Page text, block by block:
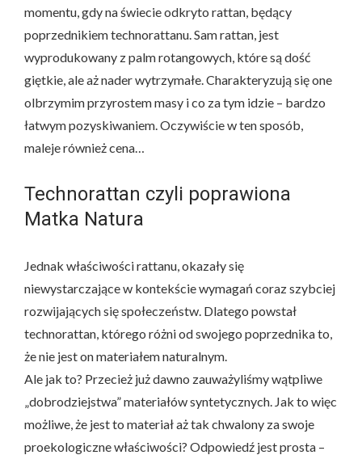
momentu, gdy na świecie odkryto rattan, będący
poprzednikiem technorattanu. Sam rattan, jest
wyprodukowany z palm rotangowych, które są dość
giętkie, ale aż nader wytrzymałe. Charakteryzują się one
olbrzymim przyrostem masy i co za tym idzie – bardzo
łatwym pozyskiwaniem. Oczywiście w ten sposób,
maleje również cena…
Technorattan czyli poprawiona
Matka Natura
Jednak właściwości rattanu, okazały się
niewystarczające w kontekście wymagań coraz szybciej
rozwijających się społeczeństw. Dlatego powstał
technorattan, którego różni od swojego poprzednika to,
że nie jest on materiałem naturalnym.
Ale jak to? Przecież już dawno zauważyliśmy wątpliwe
„dobrodziejstwa” materiałów syntetycznych. Jak to więc
możliwe, że jest to materiał aż tak chwalony za swoje
proekologiczne właściwości? Odpowiedź jest prosta –